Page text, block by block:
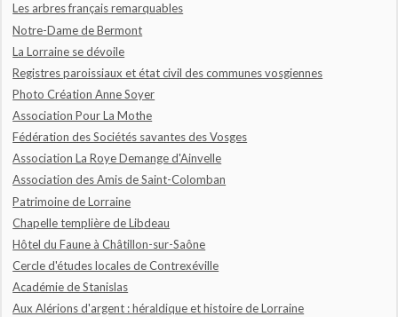
Les arbres français remarquables
Notre-Dame de Bermont
La Lorraine se dévoile
Registres paroissiaux et état civil des communes vosgiennes
Photo Création Anne Soyer
Association Pour La Mothe
Fédération des Sociétés savantes des Vosges
Association La Roye Demange d'Ainvelle
Association des Amis de Saint-Colomban
Patrimoine de Lorraine
Chapelle templière de Libdeau
Hôtel du Faune à Châtillon-sur-Saône
Cercle d'études locales de Contrexéville
Académie de Stanislas
Aux Alérions d'argent : héraldique et histoire de Lorraine